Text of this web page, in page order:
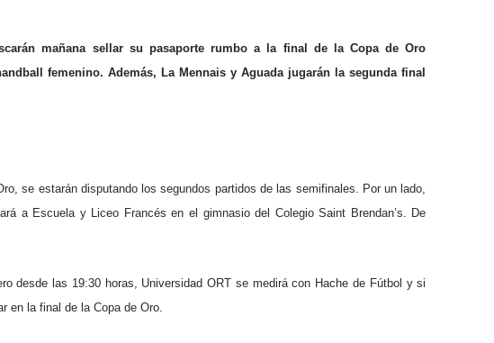
mañana sellar su pasaporte rumbo a la final de la Copa de Oro
femenino. Además, La Mennais y Aguada jugarán la segunda final
se estarán disputando los segundos partidos de las semifinales. Por un lado,
a Escuela y Liceo Francés en el gimnasio del Colegio Saint Brendan’s. De
desde las 19:30 horas, Universidad ORT se medirá con Hache de Fútbol y si
en la final de la Copa de Oro.